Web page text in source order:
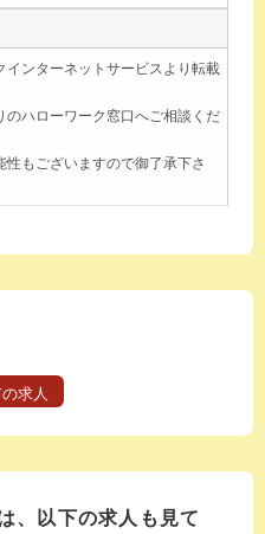
インターネットサービスより転載
ハローワーク窓口へご相談くだ
もございますので御了承下さ
求人
、以下の求人も見て